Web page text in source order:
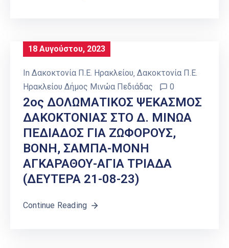
18 Αυγούστου, 2023
In Δακοκτονία Π.Ε. Ηρακλείου Δακοκτονία Π.Ε.
Ηρακλείου Δήμος Μινώα Πεδιάδας
0
2ος ΔΟΛΩΜΑΤΙΚΟΣ ΨΕΚΑΣΜΟΣ
ΔΑΚΟΚΤΟΝΙΑΣ ΣΤΟ Δ. ΜΙΝΩΑ
ΠΕΔΙΑΔΟΣ ΓΙΑ ΖΩΦΟΡΟΥΣ,
ΒΟΝΗ, ΣΑΜΠΑ-ΜΟΝΗ
ΑΓΚΑΡΑΘΟΥ-ΑΓΙΑ ΤΡΙΑΔΑ
(ΔΕΥΤΕΡΑ 21-08-23)
Continue Reading